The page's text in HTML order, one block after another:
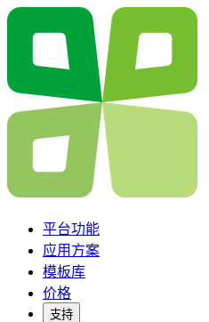
平台功能
应用方案
模板库
价格
支持